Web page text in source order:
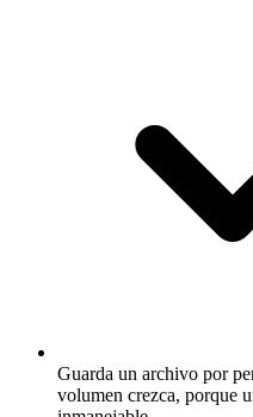
Guarda un archivo por
volumen crezca, porque